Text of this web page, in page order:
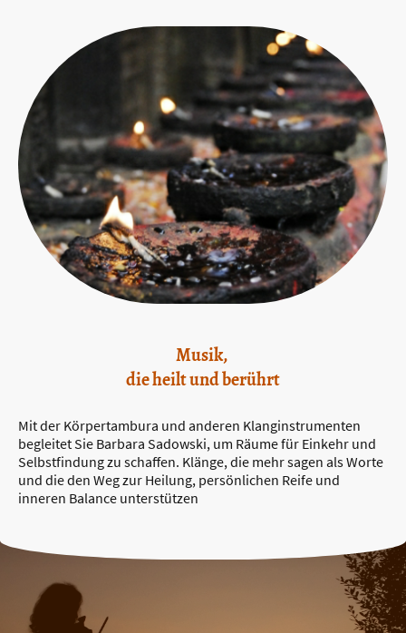
Musik,
die heilt und berührt
Mit der Körpertambura und anderen Klanginstrumenten
begleitet Sie Barbara Sadowski, um Räume für Einkehr und
Selbstfindung zu schaffen. Klänge, die mehr sagen als Worte
und die den Weg zur Heilung, persönlichen Reife und
inneren Balance unterstützen